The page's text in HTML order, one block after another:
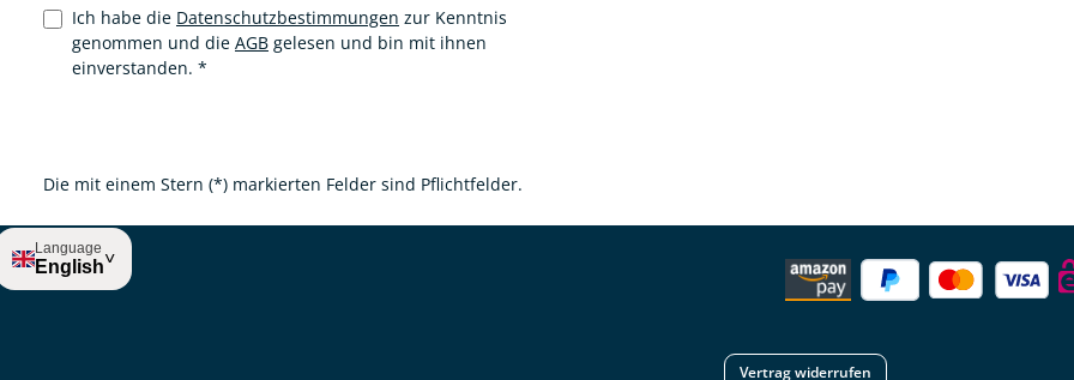
Ich habe die Datenschutzbestimmungen zur Kenntnis
genommen und die AGB gelesen und bin mit ihnen
einverstanden. *
Die mit einem Stern (*) markierten Felder sind Pflichtfelder.
Vertrag widerrufen
Language
English˅